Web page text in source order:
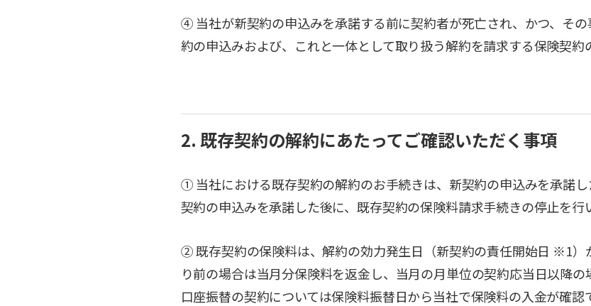
④ 当社が新契約の申込みを承諾する前に契約者が死亡され、かつ、そ
約の申込みおよび、これと一体として取り扱う解約を請求する保険契約
2. 既存契約の解約にあたってご確認いただく事項
① 当社における既存契約の解約のお手続きは、新契約の申込みを承諾
契約の申込みを承諾した後に、既存契約の保険料請求手続きの停止を行
② 既存契約の保険料は、解約の効力発生日（新契約の責任開始日 ※1）
り前の場合は当月分保険料を返金し、当月の月単位の契約応当日以降の
口座振替の契約については保険料振替日から当社で保険料の入金が確